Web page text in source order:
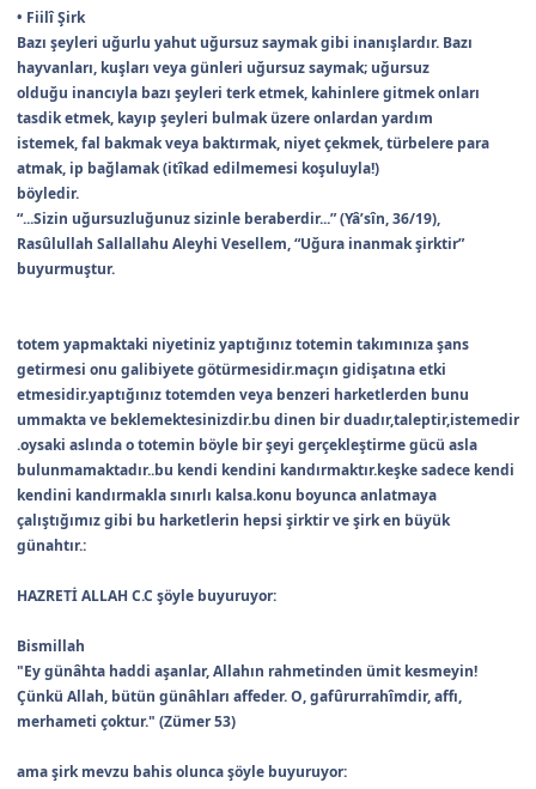
• Fiilî Şirk
Bazı şeyleri uğurlu yahut uğursuz saymak gibi inanışlardır. Bazı
hayvanları, kuşları veya günleri uğursuz saymak; uğursuz
olduğu inancıyla bazı şeyleri terk etmek, kahinlere gitmek onları
tasdik etmek, kayıp şeyleri bulmak üzere onlardan yardım
istemek, fal bakmak veya baktırmak, niyet çekmek, türbelere para
atmak, ip bağlamak (itîkad edilmemesi koşuluyla!)
böyledir.
“...Sizin uğursuzluğunuz sizinle beraberdir...” (Yâ’sîn, 36/19),
Rasûlullah Sallallahu Aleyhi Vesellem, “Uğura inanmak şirktir”
buyurmuştur.
totem yapmaktaki niyetiniz yaptığınız totemin takımınıza şans
getirmesi onu galibiyete götürmesidir.maçın gidişatına etki
etmesidir.yaptığınız totemden veya benzeri harketlerden bunu
ummakta ve beklemektesinizdir.bu dinen bir duadır,taleptir,istemedir
.oysaki aslında o totemin böyle bir şeyi gerçekleştirme gücü asla
bulunmamaktadır..bu kendi kendini kandırmaktır.keşke sadece kendi
kendini kandırmakla sınırlı kalsa.konu boyunca anlatmaya
çalıştığımız gibi bu harketlerin hepsi şirktir ve şirk en büyük
günahtır.:
HAZRETİ ALLAH C.C şöyle buyuruyor:
Bismillah
"Ey günâhta haddi aşanlar, Allahın rahmetinden ümit kesmeyin!
Çünkü Allah, bütün günâhları affeder. O, gafûrurrahîmdir, affı,
merhameti çoktur." (Zümer 53)
ama şirk mevzu bahis olunca şöyle buyuruyor: